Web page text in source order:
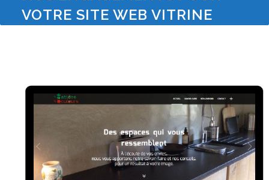
VOTRE SITE WEB VITRINE